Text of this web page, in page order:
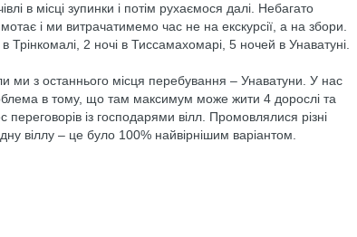
в місці зупинки і потім рухаємося далі. Небагато
і ми витрачатимемо час не на екскурсії, а на збори.
Трінкомалі, 2 ночі в Тиссамахомарі, 5 ночей в Унаватуні.
ми з останнього місця перебування – Унаватуни. У нас
в тому, що там максимум може жити 4 дорослі та
із господарями вілл. Промовлялися різні
віллу – це було 100% найвірнішим варіантом.